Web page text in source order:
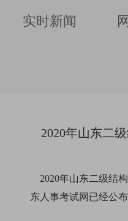
实时新闻
2020年山东二级结
东人事考试网已经公